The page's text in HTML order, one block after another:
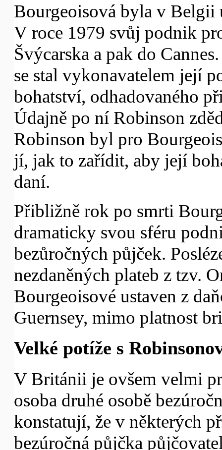
Bourgeoisová byla v
V roce 1979 svůj podnik
Švýcarska a pak do
se stal vykonavatelem její
bohatství, odhadovaného
Údajně po ní Robinson
Robinson byl pro
jí, jak to zařídit, aby její
daní.
Přibližně rok po smrti
dramaticky svou sféru
bezůročných půjček.
nezdaněných plateb z tzv.
Bourgeoisové ustaven z
Guernsey, mimo platnost
Velké potíže s
V Británii je ovšem velmi
osoba druhé osobě
konstatují, že v některých
bezúročná půjčka